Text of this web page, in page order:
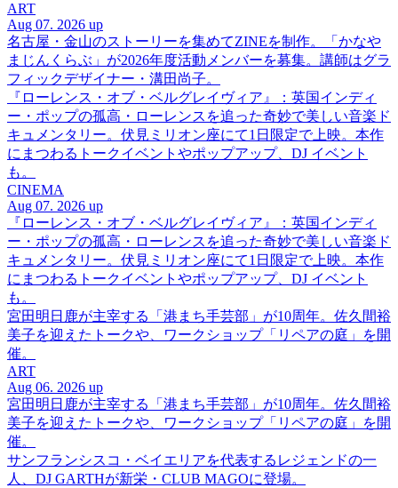
ART
Aug 07. 2026 up
名古屋・金山のストーリーを集めてZINEを制作。「かなや
まじんくらぶ」が2026年度活動メンバーを募集。講師はグラ
フィックデザイナー・溝田尚子。
『ローレンス・オブ・ベルグレイヴィア』：英国インディ
ー・ポップの孤高・ローレンスを追った奇妙で美しい音楽ド
キュメンタリー。伏見ミリオン座にて1日限定で上映。本作
にまつわるトークイベントやポップアップ、DJ イベント
も。
CINEMA
Aug 07. 2026 up
『ローレンス・オブ・ベルグレイヴィア』：英国インディ
ー・ポップの孤高・ローレンスを追った奇妙で美しい音楽ド
キュメンタリー。伏見ミリオン座にて1日限定で上映。本作
にまつわるトークイベントやポップアップ、DJ イベント
も。
宮田明日鹿が主宰する「港まち手芸部」が10周年。佐久間裕
美子を迎えたトークや、ワークショップ「リペアの庭」を開
催。
ART
Aug 06. 2026 up
宮田明日鹿が主宰する「港まち手芸部」が10周年。佐久間裕
美子を迎えたトークや、ワークショップ「リペアの庭」を開
催。
サンフランシスコ・ベイエリアを代表するレジェンドの一
人、DJ GARTHが新栄・CLUB MAGOに登場。